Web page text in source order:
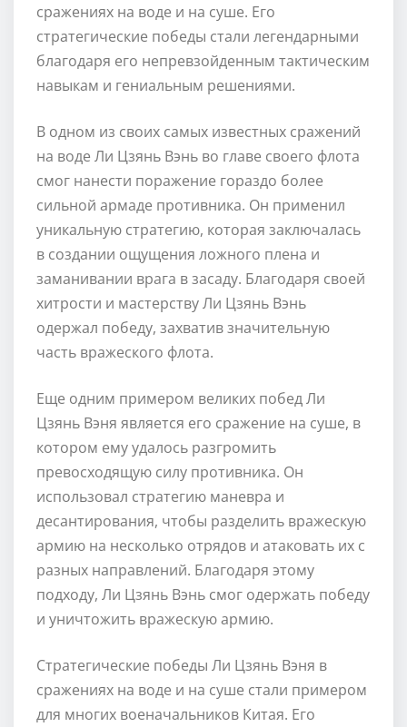
сражениях на воде и на суше. Его
стратегические победы стали легендарными
благодаря его непревзойденным тактическим
навыкам и гениальным решениями.
В одном из своих самых известных сражений
на воде Ли Цзянь Вэнь во главе своего флота
смог нанести поражение гораздо более
сильной армаде противника. Он применил
уникальную стратегию, которая заключалась
в создании ощущения ложного плена и
заманивании врага в засаду. Благодаря своей
хитрости и мастерству Ли Цзянь Вэнь
одержал победу, захватив значительную
часть вражеского флота.
Еще одним примером великих побед Ли
Цзянь Вэня является его сражение на суше, в
котором ему удалось разгромить
превосходящую силу противника. Он
использовал стратегию маневра и
десантирования, чтобы разделить вражескую
армию на несколько отрядов и атаковать их с
разных направлений. Благодаря этому
подходу, Ли Цзянь Вэнь смог одержать победу
и уничтожить вражескую армию.
Стратегические победы Ли Цзянь Вэня в
сражениях на воде и на суше стали примером
для многих военачальников Китая. Его